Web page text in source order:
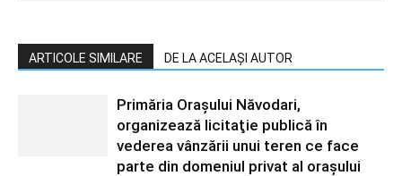
ARTICOLE SIMILARE DE LA ACELAȘI AUTOR
Primăria Orașului Năvodari,
organizează licitaţie publică în
vederea vânzării unui teren ce face
parte din domeniul privat al orașului